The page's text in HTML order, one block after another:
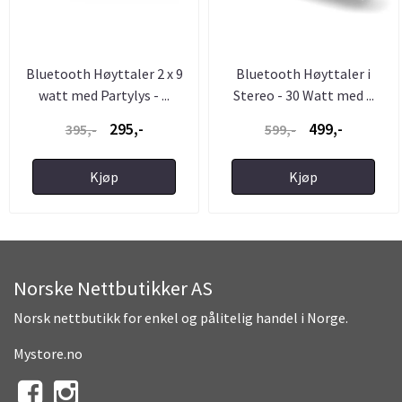
Bluetooth Høyttaler 2 x 9
watt med Partylys - ...
395,-
295,-
Kjøp
Bluetooth Høyttaler i
Stereo - 30 Watt med ...
599,-
499,-
Kjøp
Norske Nettbutikker AS
Norsk nettbutikk for enkel og pålitelig handel i Norge.
Mystore.no